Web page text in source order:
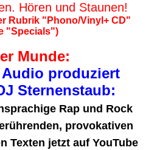
Hören und Staunen!
Rubrik "Phono/Vinyl+ CD"
"Specials")
Munde:
produziert
Sternenstaub:
Rap und Rock
provokativen
Texten jetzt auf YouTube